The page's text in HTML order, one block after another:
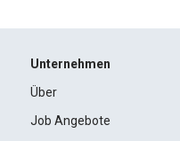
Unternehmen
Über
Job Angebote